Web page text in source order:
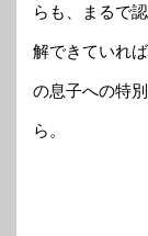
らも、まるで
解できていれ
の息子への特
ら。